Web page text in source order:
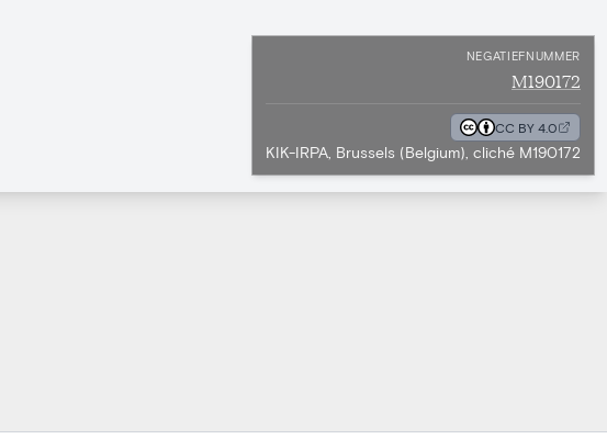
NEGATIEFNUMMER
M190172
CC BY 4.0
KIK-IRPA, Brussels (Belgium), cliché M190172